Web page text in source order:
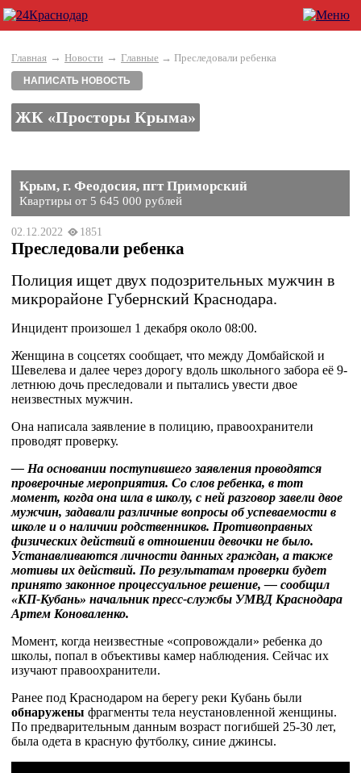
Главная → Новости → Главные → Преследовали ребенка
НАПИСАТЬ НОВОСТЬ
ЖК «Просторы Крыма»
Крым, г. Феодосия, пгт Приморский
Квартиры от 5 645 000 рублей
02.12.2022 1851
Преследовали ребенка
Полиция ищет двух подозрительных мужчин в
микрорайоне Губернский Краснодара.
Инцидент произошел 1 декабря около 08:00.
Женщина в соцсетях сообщает, что между Домбайской и
Шевелева и далее через дорогу вдоль школьного забора её 9-
летнюю дочь преследовали и пытались увести двое
неизвестных мужчин.
Она написала заявление в полицию, правоохранители
проводят проверку.
— На основании поступившего заявления проводятся
проверочные мероприятия. Со слов ребенка, в тот
момент, когда она шла в школу, с ней разговор завели двое
мужчин, задавали различные вопросы об успеваемости в
школе и о наличии родственников. Противоправных
физических действий в отношении девочки не было.
Устанавливаются личности данных граждан, а также
мотивы их действий. По результатам проверки будет
принято законное процессуальное решение, — сообщил
«КП-Кубань» начальник пресс-службы УМВД Краснодара
Артем Коноваленко.
Момент, когда неизвестные «сопровождали» ребенка до
школы, попал в объективы камер наблюдения. Сейчас их
изучают правоохранители.
Ранее под Краснодаром на берегу реки Кубань были
обнаружены фрагменты тела неустановленной женщины.
По предварительным данным возраст погибшей 25-30 лет,
была одета в красную футболку, синие джинсы.